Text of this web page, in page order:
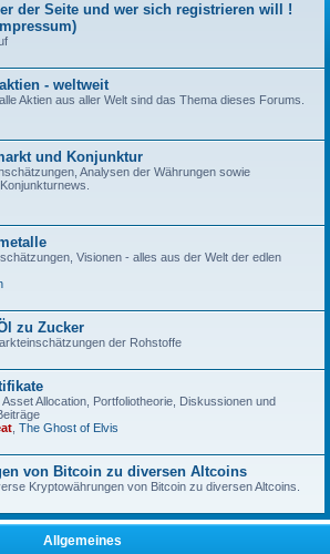
der Seite und wer sich registrieren will !
- weltweit
Aktien aus aller Welt sind das Thema dieses Forums.
und Konjunktur
Analysen der Währungen sowie
Visionen - alles aus der Welt der edlen
zu Zucker
der Rohstoffe
Allocation, Portfoliotheorie, Diskussionen und
The Ghost of Elvis
von Bitcoin zu diversen Altcoins
Kryptowährungen von Bitcoin zu diversen Altcoins.
Allgemeines